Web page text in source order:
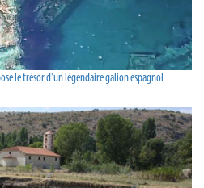
le trésor d'un légendaire galion espagnol